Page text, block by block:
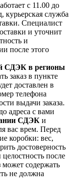
с 11.00 до
курьерская служба
Специалист
и уточнит
и
после этого
СДЭК в регионы
заказ в пункте
доставлен в
телефона
выдачи заказа.
адреса с вами
СДЭК и
вас врем. Перед
коробки: вес,
достоверность
после
может содержать
не должна